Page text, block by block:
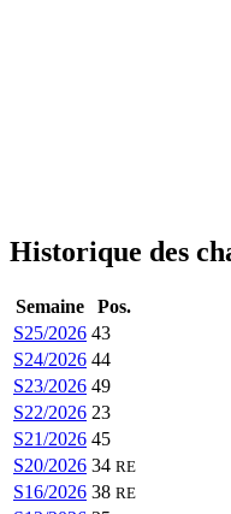
Historique des
Semaine
Pos.
S25/2026 43
S24/2026 44
S23/2026 49
S22/2026 23
S21/2026 45
S20/2026 34 RE
S16/2026 38 RE